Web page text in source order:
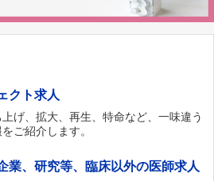
クト求人
げ、拡大、再生、特命など、一味違う
ご紹介します。
業、研究等、臨床以外の医師求人